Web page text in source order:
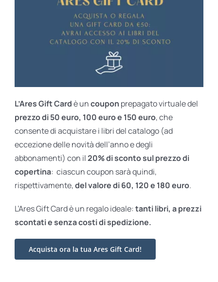
L’Ares Gift Cardè uncoupon prepagato virtuale del
prezzo di 50 euro, 100 euro e 150 euro, che
consente di acquistare i libri del catalogo (ad
eccezione delle novità dell’anno e degli
abbonamenti) con il20% di sconto sul prezzo di
copertina: ciascun coupon sarà quindi,
rispettivamente,del valore di 60, 120 e 180 euro.
L’Ares Gift Card è un regalo ideale: tanti libri, a prezzi
scontati esenza costi di spedizione.
Acquista ora la tua Ares Gift Card!